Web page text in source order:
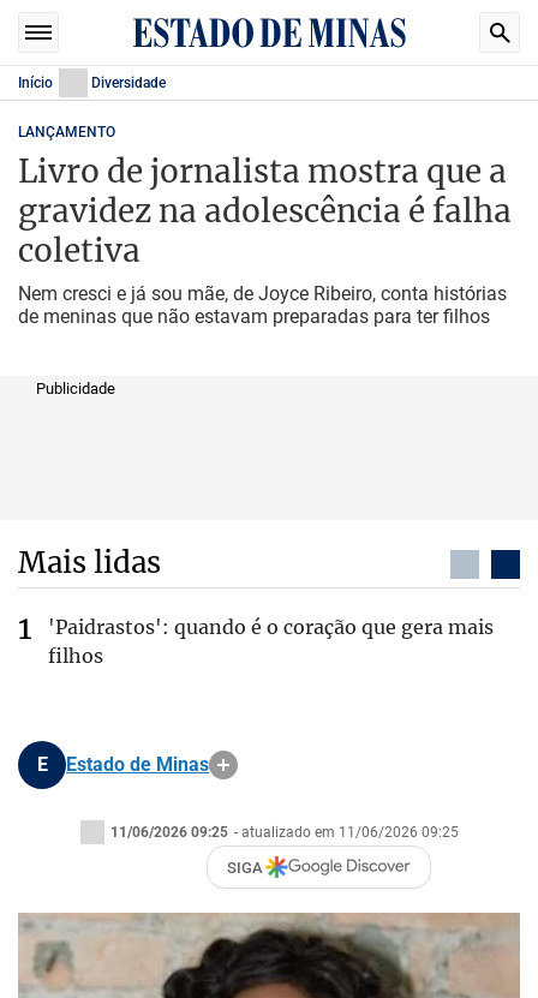
Início Diversidade
LANÇAMENTO
Livro de jornalista mostra que a
gravidez na adolescência é falha
coletiva
Nem cresci e já sou mãe, de Joyce Ribeiro, conta histórias
de meninas que não estavam preparadas para ter filhos
Publicidade
Mais lidas
'Paidrastos': quando é o coração que gera mais
filhos
E Estado de Minas
11/06/2026 09:25 - atualizado em 11/06/2026 09:25
SIGA